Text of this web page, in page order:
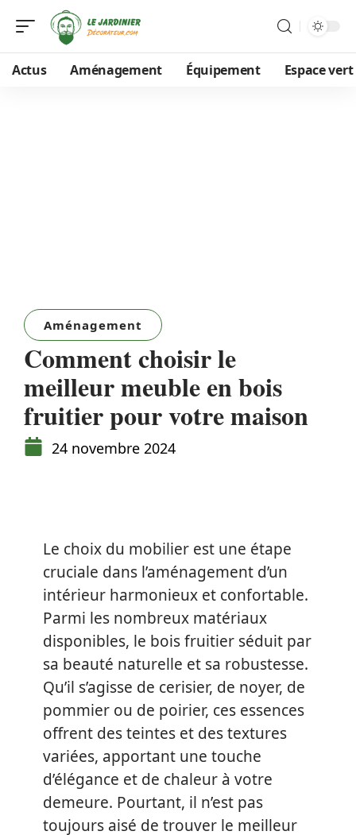
Actus Aménagement Équipement Espace vert
Aménagement
Comment choisir le
meilleur meuble en bois
fruitier pour votre maison
24 novembre 2024
Le choix du mobilier est une étape
cruciale dans l’aménagement d’un
intérieur harmonieux et confortable.
Parmi les nombreux matériaux
disponibles, le bois fruitier séduit par
sa beauté naturelle et sa robustesse.
Qu’il s’agisse de cerisier, de noyer, de
pommier ou de poirier, ces essences
offrent des teintes et des textures
variées, apportant une touche
d’élégance et de chaleur à votre
demeure. Pourtant, il n’est pas
toujours aisé de trouver le meilleur